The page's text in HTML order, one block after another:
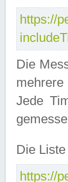
https://
Die
Jede
Die
https://